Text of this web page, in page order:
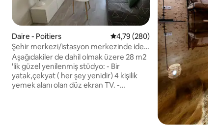
Daire - Poitiers 5 üzerinden ortalama 4,79
4,79 (280)
Şehir merkezi/istasyon merkezinde ideal
konumda "Yeşil Stüdyo"
Aşağıdakiler de dahil olmak üzere 28 m2
'lik güzel yenilenmiş stüdyo: - Bir
yatak,çekyat ( her şey yenidir) 4 kişilik
yemek alanı olan düz ekran TV. -